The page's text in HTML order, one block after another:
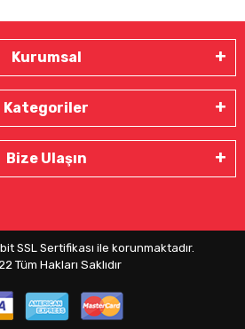
Kurumsal
Kategoriler
Bize Ulaşın
SSL Sertifikası ile korunmaktadır.
Tüm Hakları Saklıdır